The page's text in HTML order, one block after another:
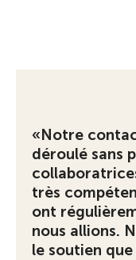
«Notre
déroulé sans
très
ont
nous allions.
le soutien